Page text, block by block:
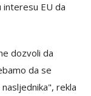
interesu EU da
dozvoli da
da se
rekla